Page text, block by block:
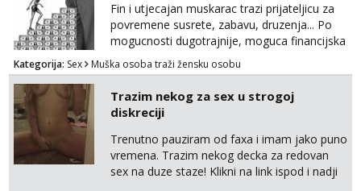
Fin i utjecajan muskarac trazi prijateljicu za
povremene susrete, zabavu, druzenja... Po
mogucnosti dugotrajnije, moguca financijska
potpora!
Kategorija: Sex Muška osoba traži žensku osobu
Trazim nekog za sex u strogoj
diskreciji
Trenutno pauziram od faxa i imam jako puno
vremena. Trazim nekog decka za redovan
sex na duze staze! Klikni na link ispod i nadji